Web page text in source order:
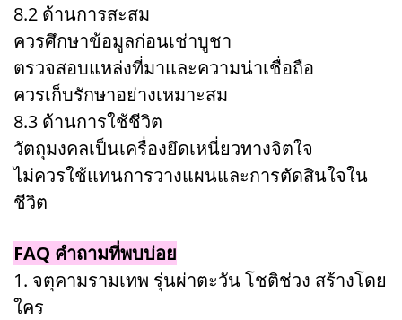
8.2 ด้านการสะสม
ควรศึกษาข้อมูลก่อนเช่าบูชา
ตรวจสอบแหล่งที่มาและความน่าเชื่อถือ
ควรเก็บรักษาอย่างเหมาะสม
8.3 ด้านการใช้ชีวิต
วัตถุมงคลเป็นเครื่องยึดเหนี่ยวทางจิตใจ
ไม่ควรใช้แทนการวางแผนและการตัดสินใจใน
ชีวิต
FAQ คำถามที่พบบ่อย
1. จตุคามรามเทพ รุ่นผ่าตะวัน โชติช่วง สร้างโดย
ใคร